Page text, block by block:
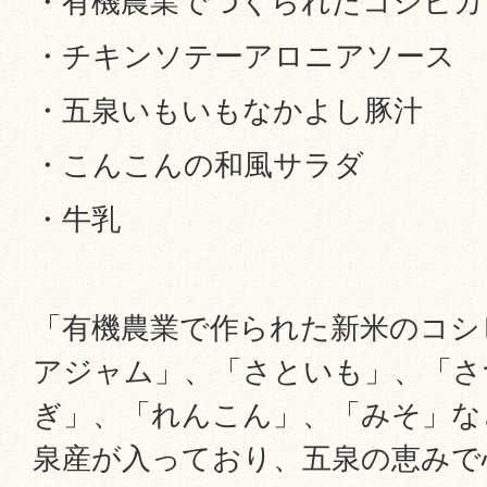
・チキンソテーアロニアソース
・五泉いもいもなかよし豚汁
・こんこんの和風サラダ
・牛乳
「有機農業で作られた新米のコ
アジャム」、「さといも」、「
ぎ」、「れんこん」、「みそ」
泉産が入っており、五泉の恵み